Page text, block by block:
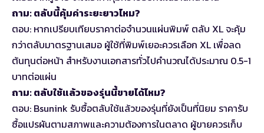
ถาม: ตลับนี้คุ้มค่าระยะยาวไหม?
ตอบ: หากเปรียบเทียบราคาต่อจำนวนแผ่นพิมพ์ ตลับ XL จะคุ้ม
กว่าตลับมาตรฐานเสมอ ผู้ใช้ที่พิมพ์เยอะควรเลือก XL เพื่อลด
ต้นทุนต่อหน้า สำหรับงานเอกสารทั่วไปคำนวณได้ประมาณ 0.5-1
บาทต่อแผ่น
ถาม: ตลับใช้แล้วของรุ่นนี้ขายได้ไหม?
ตอบ: Bsunink รับซื้อตลับใช้แล้วของรุ่นที่ยังเป็นที่นิยม ราคารับ
ซื้อแปรผันตามสภาพและความต้องการในตลาด ผู้ขายควรเก็บ